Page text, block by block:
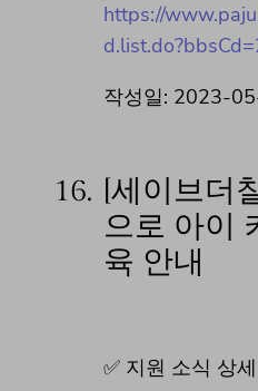
https://
작성일: 2023-
16. [세이브더
으로 아이
육 안내
✅ 지원 소식 상